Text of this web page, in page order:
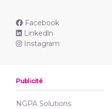
Facebook
Linkedln
Instagram
Publicité
NGPA Solutions